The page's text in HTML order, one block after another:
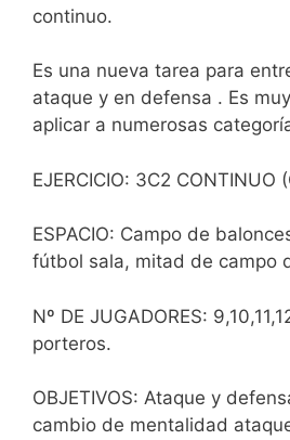
continuo.
Es una nueva tarea para
ataque y en defensa . Es
aplicar a numerosas
EJERCICIO: 3C2 CONTINUO
ESPACIO: Campo de
fútbol sala, mitad de campo
Nº DE JUGADORES:
porteros.
OBJETIVOS: Ataque y
cambio de mentalidad